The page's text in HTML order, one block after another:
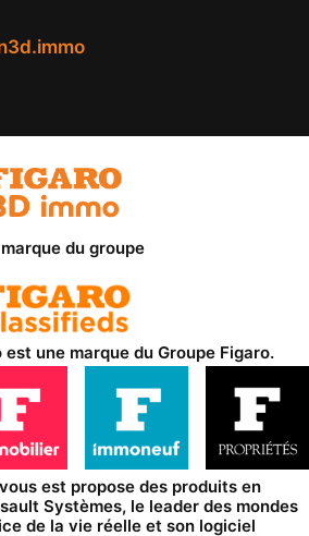
du groupe
est une marque du Groupe Figaro.
est propose des produits en
Systèmes, le leader des mondes
de la vie réelle et son logiciel